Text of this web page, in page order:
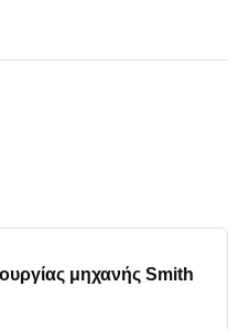
μηχανής Smith